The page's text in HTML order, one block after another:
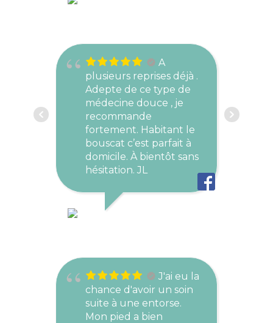
A
plusieurs reprises déjà .
Adepte de ce type de
médecine douce , je
recommande
fortement. Habitant le
bouscat c’est parfait à
domicile. À bientôt sans
hésitation. JL
J'ai eu la
chance d'avoir un soin
suite à une entorse.
Mon pied a bien